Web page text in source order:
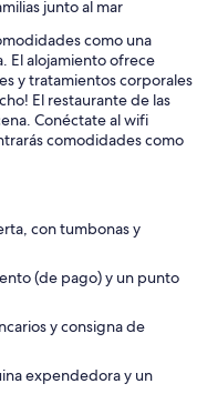
junto al mar
como una
El alojamiento ofrece
y tratamientos corporales
El restaurante de las
Conéctate al wifi
comodidades como
con tumbonas y
(de pago) y un punto
y consigna de
expendedora y un